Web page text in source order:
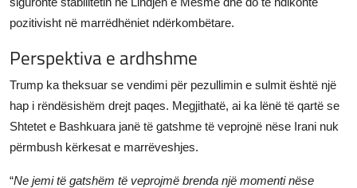
pozitivisht në marrëdhëniet ndërkombëtare.
Perspektiva e ardhshme
Trump ka theksuar se vendimi për pezullimin e sulmit është një
hap i rëndësishëm drejt paqes. Megjithatë, ai ka lënë të qartë se
Shtetet e Bashkuara janë të gatshme të veprojnë nëse Irani nuk
përmbush kërkesat e marrëveshjes.
“Ne jemi të gatshëm të veprojmë brenda një momenti nëse